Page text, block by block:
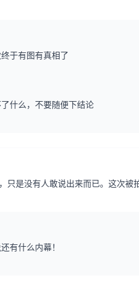
于有图有真相了
什么，不要随便下结论
是没有人敢说出来而已。这次被
有什么内幕！